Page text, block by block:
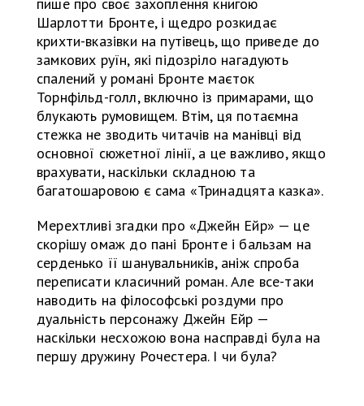
пише про своє захоплення книгою
Шарлотти Бронте, і щедро розкидає
крихти-вказівки на путівець, що приведе до
замкових руїн, які підозріло нагадують
спалений у романі Бронте маєток
Торнфільд-голл, включно із примарами, що
блукають румовищем. Втім, ця потаємна
стежка не зводить читачів на манівці від
основної сюжетної лінії, а це важливо, якщо
врахувати, наскільки складною та
багатошаровою є сама «Тринадцята казка».
Мерехтливі згадки про «Джейн Ейр» — це
скорішу омаж до пані Бронте і бальзам на
серденько її шанувальників, аніж спроба
переписати класичний роман. Але все-таки
наводить на філософські роздуми про
дуальність персонажу Джейн Ейр —
наскільки несхожою вона насправді була на
першу дружину Рочестера. І чи була?